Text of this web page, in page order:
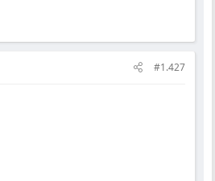
#1.427